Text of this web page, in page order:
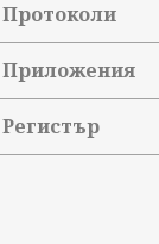
Протоколи
Приложения
Регистър